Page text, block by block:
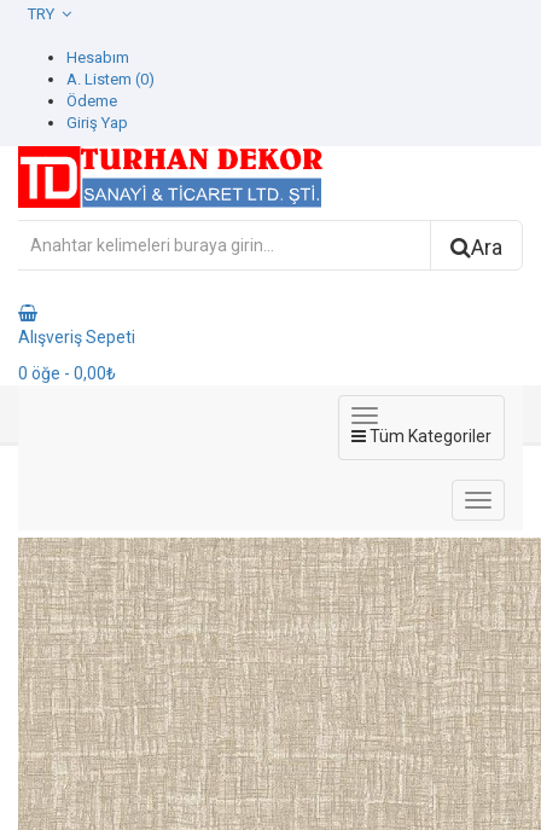
Hesabım
A. Listem (0)
Ödeme
Giriş Yap
Ara
Alışveriş Sepeti
0 öğe - 0,00₺
Tüm Kategoriler